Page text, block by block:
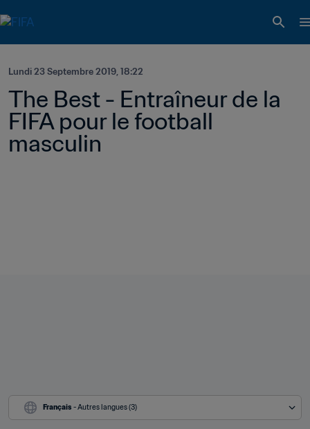
Lundi 23 Septembre 2019, 18:22
The Best - Entraîneur de la
FIFA pour le football
masculin
Français - Autres langues (3)